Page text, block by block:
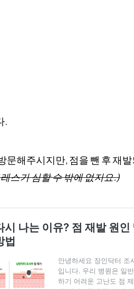
.
문해주시지만, 점을 뺀 후 재
스가 심할 수 밖에 없지요.)